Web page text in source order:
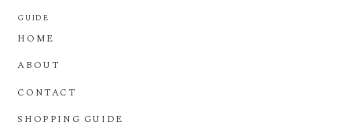
GUIDE
HOME
ABOUT
CONTACT
SHOPPING GUIDE